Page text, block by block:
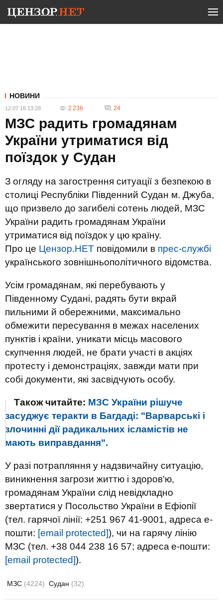
НОВИНИ
12.07.16 13:28 2 236 24
МЗС радить громадянам
України утриматися від
поїздок у Судан
З огляду на загострення ситуації з безпекою в
столиці Республіки Південний Судан м. Джуба,
що призвело до загибелі сотень людей, МЗС
України радить громадянам України
утриматися від поїздок у цю країну.
Про це Цензор.НЕТ повідомили в прес-службі
українського зовнішньополітичного відомства.
Усім громадянам, які перебувають у
Південному Судані, радять бути вкрай
пильними й обережними, максимально
обмежити пересування в межах населених
пунктів і країни, уникати місць масового
скупчення людей, не брати участі в акціях
протесту і демонстраціях, завжди мати при
собі документи, які засвідчують особу.
Також читайте: МЗС України рішуче
засуджує теракти в Багдаді: "Варварські і
злочинні дії радикальних ісламістів не
мають виправдання".
У разі потрапляння у надзвичайну ситуацію,
виникнення загрози життю і здоров'ю,
громадянам України слід невідкладно
звертатися у Посольство України в Ефіопії
(тел. гарячої лінії: +251 967 41-9001, адреса е-
пошти: [email protected]), чи на гарячу лінію
МЗС (тел. +38 044 238 16 57; адреса е-пошти:
[email protected]).
МЗС (4224) Судан (32)